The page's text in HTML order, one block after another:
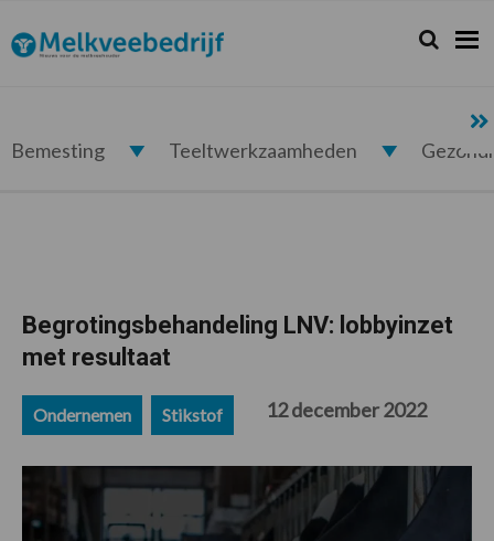
de
hoofdnavigatie
de
hoofd
de
eerste
de
voettekst
Melkveebedrijf.nl Zoeken...
Zoek
Bemesting Teeltwerkzaamheden
Begrotingsbehandeling LNV: lobbyinzet
met resultaat
Ondernemen Stikstof 12 december 2022